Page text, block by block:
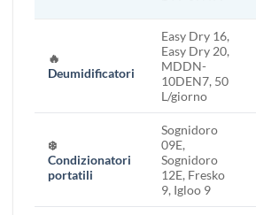
🔥
Deumidificatori
Easy Dry 16,
Easy Dry 20,
MDDN-
10DEN7, 50
L/giorno
❄️
Condizionatori
portatili
Sognidoro
09E,
Sognidoro
12E, Fresko
9, Igloo 9